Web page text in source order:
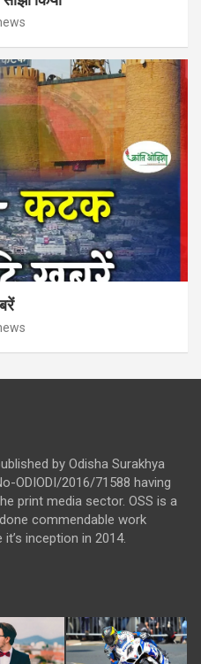
by Odisha Surakhya
ODIODI/2016/71588 having
print media sector. OSS is a
commendable work
inception in 2014.